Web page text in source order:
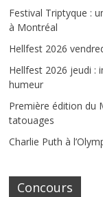
Festival Triptyque :
à Montréal
Hellfest 2026
Hellfest 2026 jeudi :
humeur
Première édition du
tatouages
Charlie Puth à
Concours